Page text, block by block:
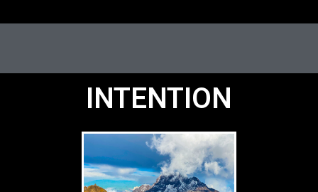
INTENTION